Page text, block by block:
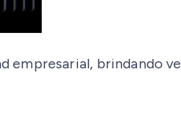
brindando